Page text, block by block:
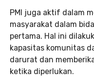
PMI juga aktif dalam
masyarakat dalam
pertama. Hal ini
kapasitas komunitas
darurat dan
ketika diperlukan.